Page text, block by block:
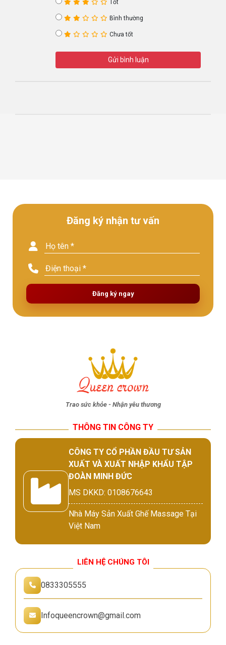
Tốt
Bình thường
Chưa tốt
Gửi bình luận
Đăng ký nhận tư vấn
Đăng ký ngay
Trao sức khỏe - Nhận yêu thương
THÔNG TIN CÔNG TY
CÔNG TY CỔ PHẦN ĐẦU TƯ SẢN
XUẤT VÀ XUẤT NHẬP KHẨU TẬP
ĐOÀN MINH ĐỨC
MS DKKD: 0108676643
Nhà Máy Sản Xuất Ghế Massage Tại
Việt Nam
LIÊN HỆ CHÚNG TÔI
0833305555
Infoqueencrown@gmail.com